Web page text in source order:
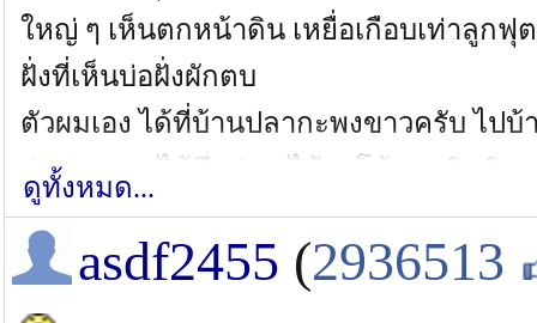
ใหญ่ ๆ เห็นตกหน้าดิน เหยื่อเกือบเท่าลูก
ฝั่งที่เห็นบ่อฝั่งผักตบ
ตัวผมเอง ได้ที่บ้านปลากะพงขาวครับ ไป
ส่วนมากจะได้บึกก่อน ได้กะโห้ตอนผิดคิว
ส่วนเทพา เห็นใช้ลุกปลานิลไซด์ 3 - 5 นิ้ว
ทางฝั่งใหญ่ แพกลาง เดินเข้าไปท้าย ๆ หน่
( ระวังผิดคิวโดยช่อนอเมซอลด้วยนะครับ
ดูทั้งหมด...
asdf2455 (2936513